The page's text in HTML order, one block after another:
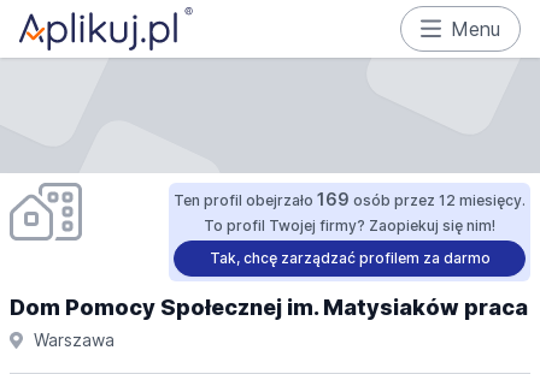
Menu
Ten profil obejrzało 169 osób przez 12 miesięcy.
To profil Twojej firmy? Zaopiekuj się nim!
Tak, chcę zarządzać profilem za darmo
Dom Pomocy Społecznej im. Matysiaków praca
Warszawa